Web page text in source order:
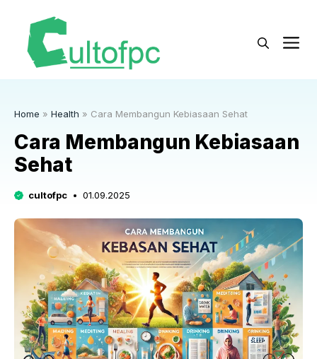
Home » Health » Cara Membangun Kebiasaan Sehat
Cara Membangun Kebiasaan
Sehat
cultofpc 01.09.2025